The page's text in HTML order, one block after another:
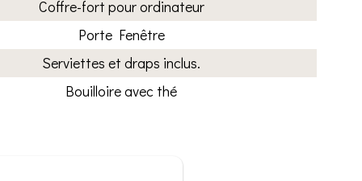
Coffre-fort pour ordinateur
Porte Fenêtre
Serviettes et draps inclus.
Bouilloire avec thé